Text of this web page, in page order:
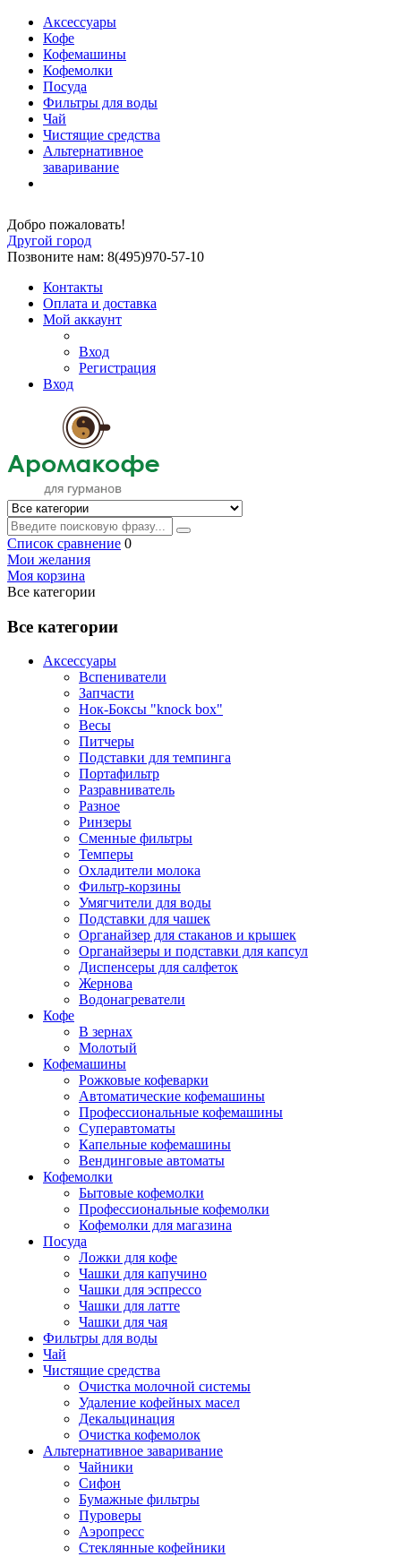
Аксессуары
Кофе
Кофемашины
Кофемолки
Посуда
Фильтры для воды
Чай
Чистящие средства
Альтернативное
заваривание
Добро пожаловать!
Другой город
Позвоните нам: 8(495)970-57-10
Контакты
Оплата и доставка
Мой аккаунт
Вход
Регистрация
Вход
Список сравнение 0
Мои желания
Моя корзина
Все категории
Все категории
Аксессуары
Вспениватели
Запчасти
Нок-Боксы "knock box"
Весы
Питчеры
Подставки для темпинга
Портафильтр
Разравниватель
Разное
Ринзеры
Сменные фильтры
Темперы
Охладители молока
Фильтр-корзины
Умягчители для воды
Подставки для чашек
Органайзер для стаканов и крышек
Органайзеры и подставки для капсул
Диспенсеры для салфеток
Жернова
Водонагреватели
Кофе
В зернах
Молотый
Кофемашины
Рожковые кофеварки
Автоматические кофемашины
Профессиональные кофемашины
Суперавтоматы
Капельные кофемашины
Вендинговые автоматы
Кофемолки
Бытовые кофемолки
Профессиональные кофемолки
Кофемолки для магазина
Посуда
Ложки для кофе
Чашки для капучино
Чашки для эспрессо
Чашки для латте
Чашки для чая
Фильтры для воды
Чай
Чистящие средства
Очистка молочной системы
Удаление кофейных масел
Декальцинация
Очистка кофемолок
Альтернативное заваривание
Чайники
Сифон
Бумажные фильтры
Пуроверы
Аэропресс
Стеклянные кофейники